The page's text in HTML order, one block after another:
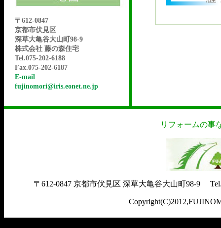
〒612-0847
京都市伏見区
深草大亀谷大山町98-9
株式会社 藤の森住宅
Tel.075-202-6188
Fax.075-202-6187
E-mail
fujinomori@iris.eonet.ne.jp
リフォームの事
〒612-0847 京都市伏見区 深草大亀谷大山町98-9